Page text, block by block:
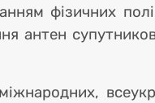
фізичних
антен